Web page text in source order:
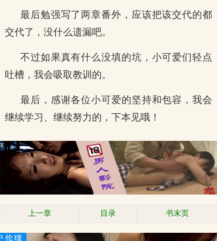
最后勉强写了两章番外，应该把该交代的都
交代了，没什么遗漏吧。
不过如果真有什么没填的坑，小可爱们轻点
吐槽，我会吸取教训的。
最后，感谢各位小可爱的坚持和包容，我会
继续学习、继续努力的，下本见哦！
x
上一章 目录 书末页
x